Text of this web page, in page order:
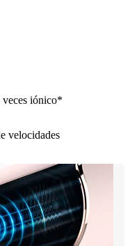
iónico*
velocidades